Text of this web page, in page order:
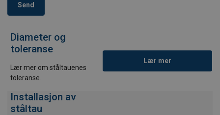
Send
Diameter og
toleranse
Lær mer om ståltauenes
toleranse.
Lær mer
Installasjon av
ståltau